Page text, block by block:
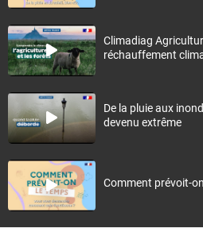
Climadiag
réchauffement
De la pluie aux
devenu extrême
Comment prévoit-